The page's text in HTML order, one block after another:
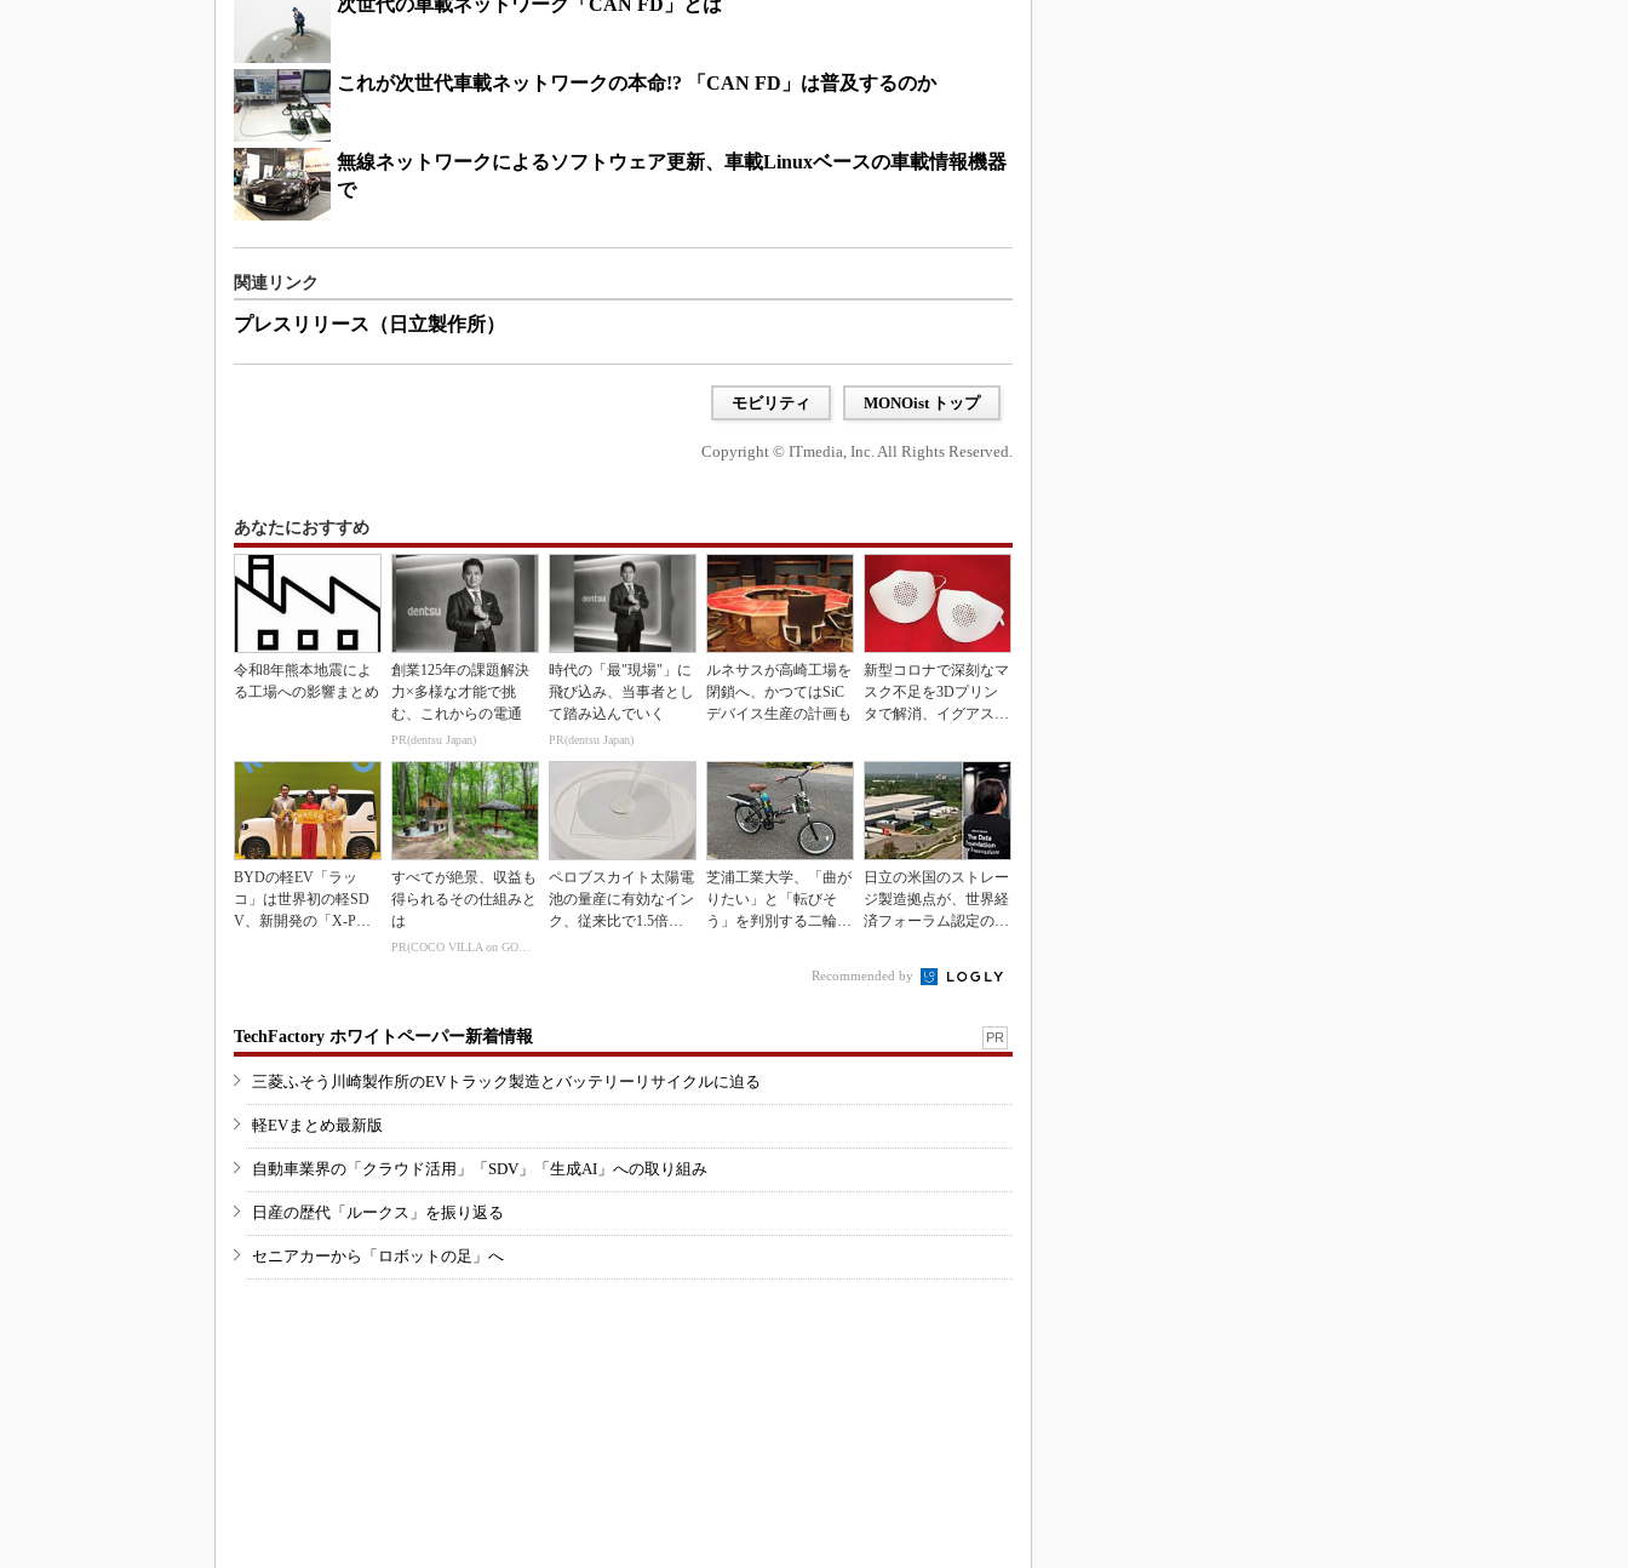
次世代の車載ネットワーク「CAN FD」とは
これが次世代車載ネットワークの本命!? 「CAN FD」は普及するのか
無線ネットワークによるソフトウェア更新、車載Linuxベースの車載情報機器
で
関連リンク
プレスリリース（日立製作所）
モビリティ MONOist トップ
Copyright © ITmedia, Inc. All Rights Reserved.
あなたにおすすめ
令和8年熊本地震によ
る工場への影響まとめ
創業125年の課題解決
力×多様な才能で挑
む、これからの電通
PR(dentsu Japan)
時代の「最"現場"」に
飛び込み、当事者とし
て踏み込んでいく
PR(dentsu Japan)
ルネサスが高崎工場を
閉鎖へ、かつてはSiC
デバイス生産の計画も
新型コロナで深刻なマ
スク不足を3Dプリン
タで解消、イグアスが
BYDの軽EV「ラッ
コ」は世界初の軽SD
V、新開発の「X-PAC
すべてが絶景、収益も
得られるその仕組みと
は
PR(COCO VILLA on GOETHE)
ペロブスカイト太陽電
池の量産に有効なイン
ク、従来比で1.5倍の
芝浦工業大学、「曲が
りたい」と「転びそ
う」を判別する二輪車
日立の米国のストレー
ジ製造拠点が、世界経
済フォーラム認定の先
Recommended by
TechFactory ホワイトペーパー新着情報 PR
三菱ふそう川崎製作所のEVトラック製造とバッテリーリサイクルに迫る
軽EVまとめ最新版
自動車業界の「クラウド活用」「SDV」「生成AI」への取り組み
日産の歴代「ルークス」を振り返る
セニアカーから「ロボットの足」へ